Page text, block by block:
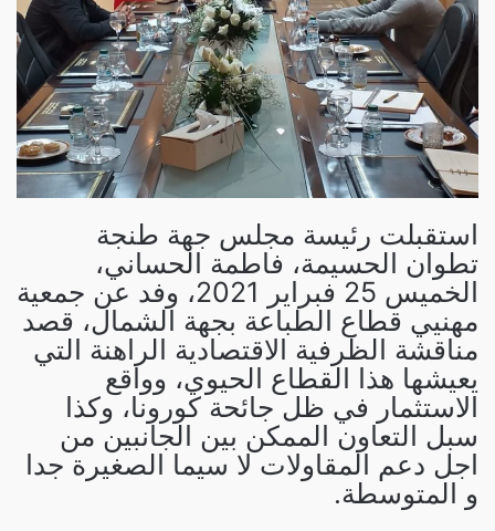
استقبلت رئيسة مجلس جهة طنجة
تطوان الحسيمة، فاطمة الحساني،
الخميس 25 فبراير 2021، وفد عن جمعية
مهنيي قطاع الطباعة بجهة الشمال، قصد
مناقشة الظرفية الاقتصادية الراهنة التي
يعيشها هذا القطاع الحيوي، وواقع
الاستثمار في ظل جائحة كورونا، وكذا
سبل التعاون الممكن بين الجانبين من
اجل دعم المقاولات لا سيما الصغيرة جدا
و المتوسطة.